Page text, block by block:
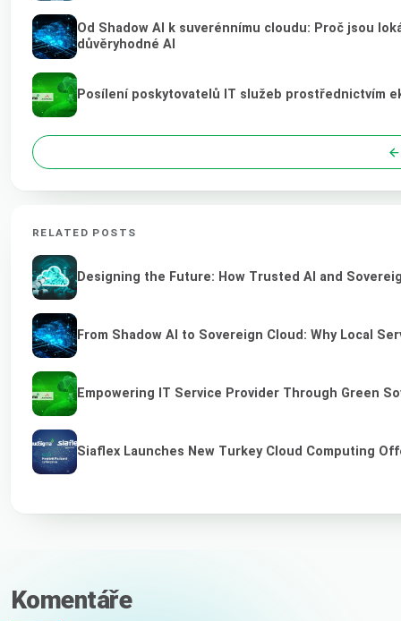
Od Shadow AI k suverénnímu cloudu: Proč jsou
důvěryhodné AI
Posílení poskytovatelů IT služeb prostřednictvím
RELATED POSTS
Designing the Future: How Trusted AI and
From Shadow AI to Sovereign Cloud: Why Local
Empowering IT Service Provider Through Green
Siaflex Launches New Turkey Cloud Computing
Komentáře